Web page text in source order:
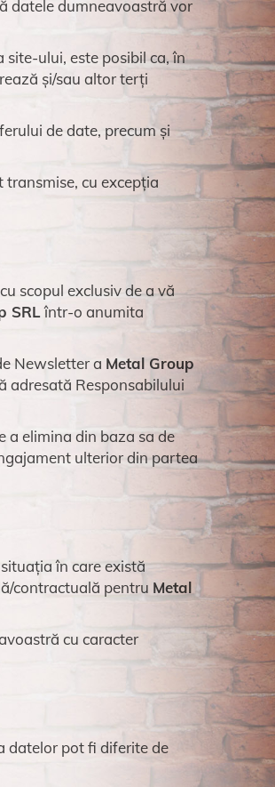
datele dumneavoastră vor
ului, este posibil ca, în
și/sau altor terți
de date, precum și
cu excepția
scopul exclusiv de a vă
SRLîntr-o anumita
Newsletter a Metal Group
adresată Responsabilului
a elimina din baza sa de
ulterior din partea
în care există
contractuală pentru Metal
cu caracter
datelor pot fi diferite de